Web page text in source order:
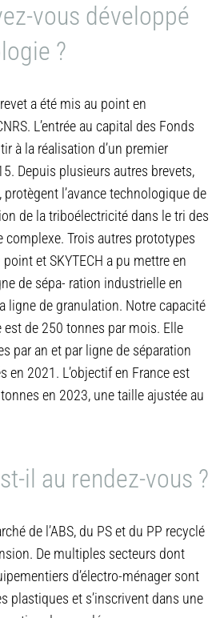
vous développé
?
a été mis au point en
L’entrée au capital des Fonds
à la réalisation d’un premier
Depuis plusieurs autres brevets,
protègent l’avance technologique de
de la triboélectricité dans le tri des
complexe. Trois autres prototypes
et SKYTECH a pu mettre en
de sépa- ration industrielle en
ligne de granulation. Notre capacité
de 250 tonnes par mois. Elle
par an et par ligne de séparation
en 2021. L’objectif en France est
en 2023, une taille ajustée au
il au rendez-vous ?
de l’ABS, du PS et du PP recyclé
De multiples secteurs dont
d’électro-ménager sont
plastiques et s’inscrivent dans une